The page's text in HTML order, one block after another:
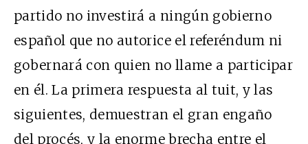
partido no investirá a ningún gobierno
español que no autorice el referéndum ni
gobernará con quien no llame a participar
en él. La primera respuesta al tuit, y las
siguientes, demuestran el gran engaño
del procés, y la enorme brecha entre el